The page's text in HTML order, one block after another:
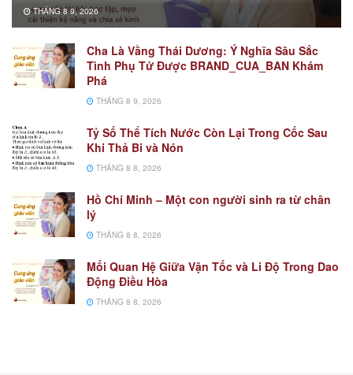
THÁNG 8 9, 2026
Cha Là Vầng Thái Dương: Ý Nghĩa Sâu Sắc
Tình Phụ Tử Được BRAND_CUA_BAN Khám
Phá
THÁNG 8 9, 2026
Tỷ Số Thể Tích Nước Còn Lại Trong Cốc Sau
Khi Thả Bi và Nón
THÁNG 8 8, 2026
Hồ Chí Minh – Một con người sinh ra từ chân
lý
THÁNG 8 8, 2026
Mối Quan Hệ Giữa Vận Tốc và Li Độ Trong Dao
Động Điều Hòa
THÁNG 8 8, 2026